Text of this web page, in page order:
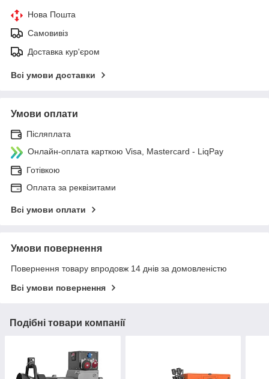
Нова Пошта
Самовивіз
Доставка кур'єром
Всі умови доставки
Умови оплати
Післяплата
Онлайн-оплата карткою Visa, Mastercard - LiqPay
Готівкою
Оплата за реквізитами
Всі умови оплати
Умови повернення
Повернення товару впродовж 14 днів за домовленістю
Всі умови повернення
Подібні товари компанії